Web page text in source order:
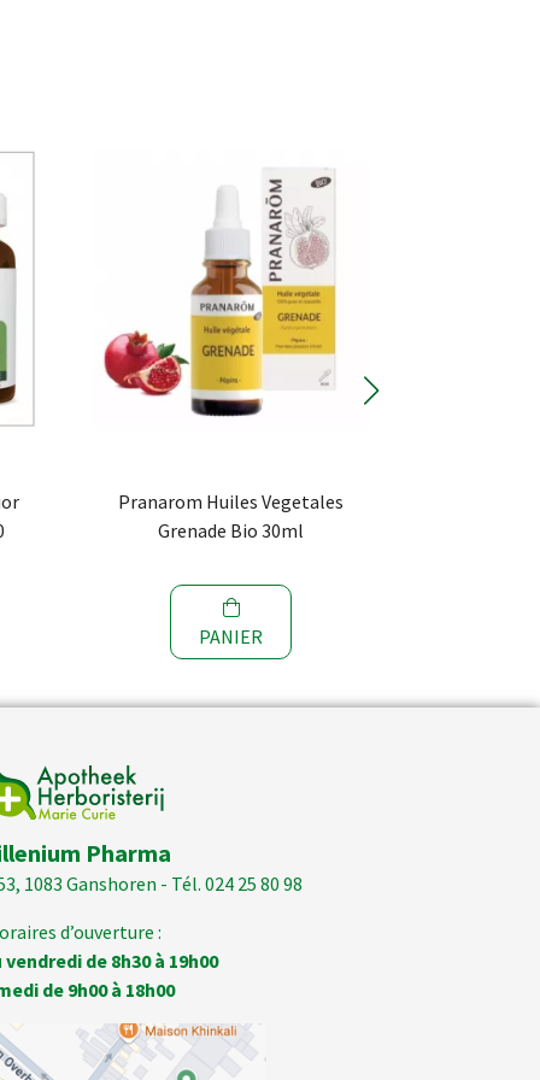
Pranarom Huiles Vegetales
Grenade Bio 30ml
PANIER
Pharma
1083 Ganshoren - Tél. 024 25 80 98
d’ouverture :
vendredi de 8h30 à 19h00
de 9h00 à 18h00